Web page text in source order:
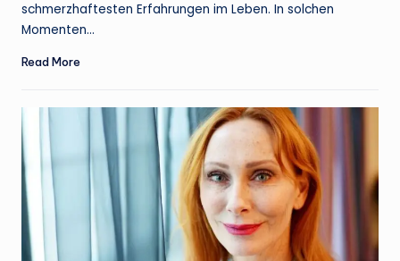
schmerzhaftesten Erfahrungen im Leben. In solchen
Momenten…
Read More